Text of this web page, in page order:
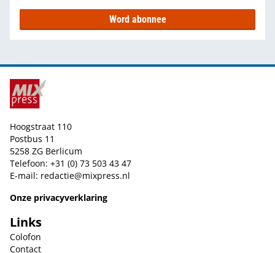
Word abonnee
Hoogstraat 110
Postbus 11
5258 ZG Berlicum
Telefoon: +31 (0) 73 503 43 47
E-mail: redactie@mixpress.nl
Onze privacyverklaring
Links
Colofon
Contact